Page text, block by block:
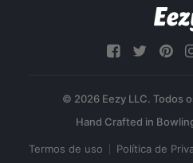
© 2026 Eezy LLC. Todos
Termos de uso Política de